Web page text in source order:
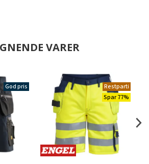
VARER
God pris
Restparti
Spar 77%